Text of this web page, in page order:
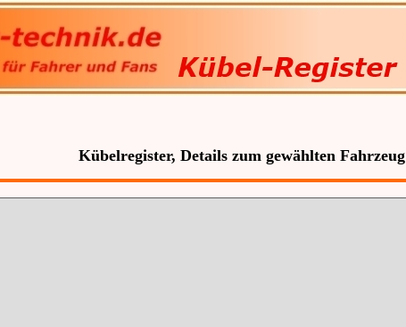
Kübelregister, Details zum gewählten Fahrzeug